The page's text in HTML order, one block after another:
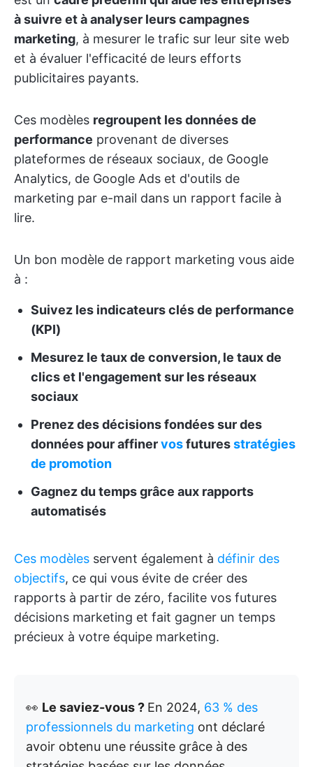
à suivre et à analyser leurs campagnes
marketing, à mesurer le trafic sur leur site web
et à évaluer l'efficacité de leurs efforts
publicitaires payants.
Ces modèles regroupent les données de
performance provenant de diverses
plateformes de réseaux sociaux, de Google
Analytics, de Google Ads et d'outils de
marketing par e-mail dans un rapport facile à
lire.
Un bon modèle de rapport marketing vous aide
à :
Suivez les indicateurs clés de performance
(KPI)
Mesurez le taux de conversion, le taux de
clics et l'engagement sur les réseaux
sociaux
Prenez des décisions fondées sur des
données pour affinervosfuturesstratégies
de promotion
Gagnez du temps grâce aux rapports
automatisés
Ces modèles servent également à définir des
objectifs, ce qui vous évite de créer des
rapports à partir de zéro, facilite vos futures
décisions marketing et fait gagner un temps
précieux à votre équipe marketing.
👀 Le saviez-vous ? En 2024, 63 % des
professionnels du marketing ont déclaré
avoir obtenu une réussite grâce à des